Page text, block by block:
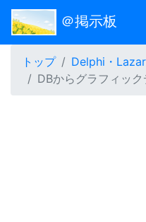
＠掲示板
トップ
Delphi・
DBからグラフィッ